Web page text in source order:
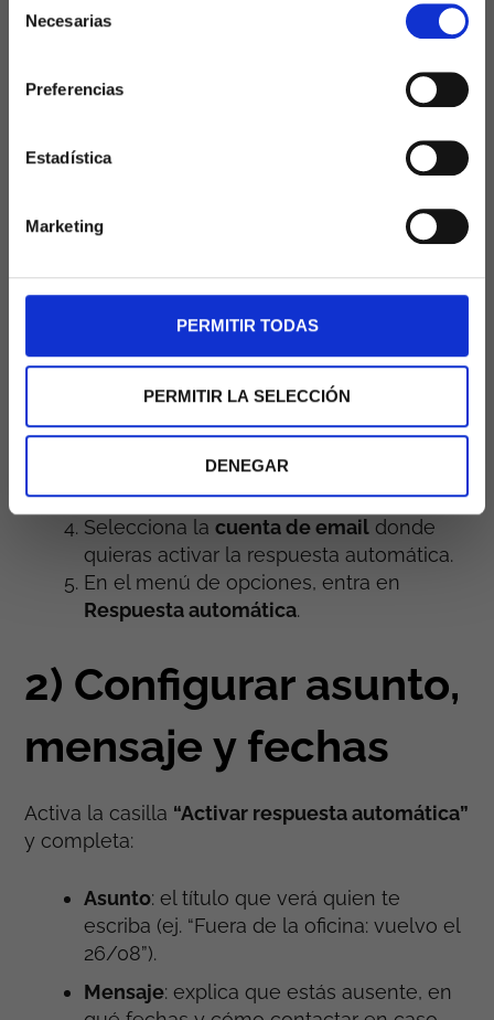
Necesarias
Preferencias
Estadística
Marketing
PERMITIR TODAS
PERMITIR LA SELECCIÓN
DENEGAR
Entra en tu Área de Cliente
la contraseña? Recupera tu contraseña
.¿Tampoco recuerdas el
ticket
y
pulsa sobre el
donde
En la pantalla del servicio, localiza el
ATAJOS RÁPIDOS
Mail.
Selecciona lacuenta de email donde
quieras activar la respuesta automática.
En el menú de opciones, entra en
Respuesta automática.
2) Configurar asunto,
mensaje y fechas
Activa la casilla “Activar respuesta automática”
y completa:
Asunto: el título que verá quien te
escriba (ej. “Fuera de la oficina: vuelvo el
26/08”).
Mensaje: explica que estás ausente, en